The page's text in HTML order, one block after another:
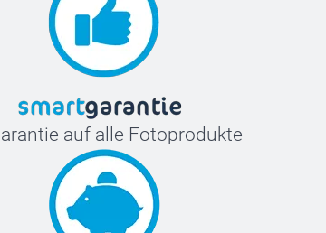
auf alle Fotoprodukte